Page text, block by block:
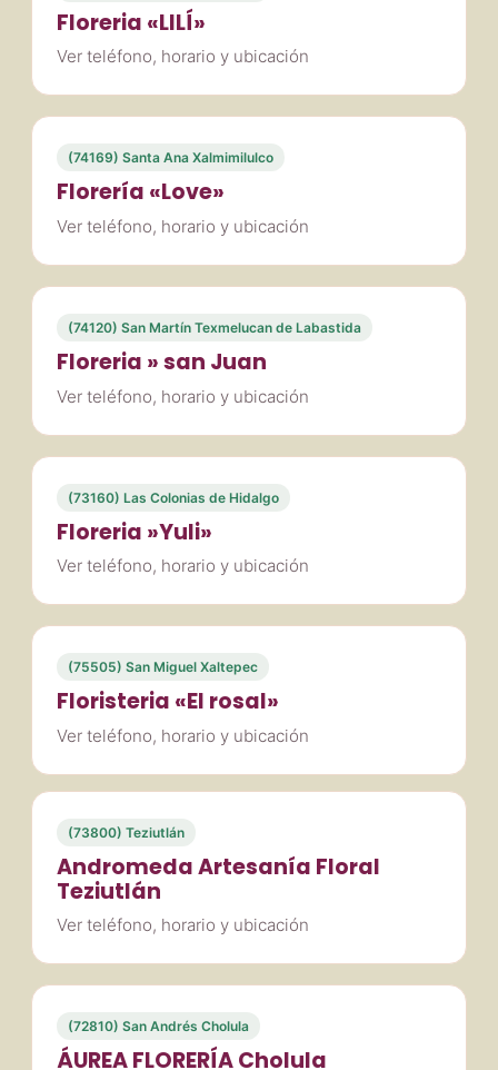
Floreria «LILÍ»
Ver teléfono, horario y ubicación
(74169) Santa Ana Xalmimilulco
Florería «Love»
Ver teléfono, horario y ubicación
(74120) San Martín Texmelucan de Labastida
Floreria » san Juan
Ver teléfono, horario y ubicación
(73160) Las Colonias de Hidalgo
Floreria »Yuli»
Ver teléfono, horario y ubicación
(75505) San Miguel Xaltepec
Floristeria «El rosal»
Ver teléfono, horario y ubicación
(73800) Teziutlán
Andromeda Artesanía Floral
Teziutlán
Ver teléfono, horario y ubicación
(72810) San Andrés Cholula
ÁUREA FLORERÍA Cholula